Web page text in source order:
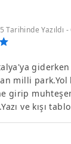
Tarihinde Yazıldı
milli park.Yol
girip
ve kışı